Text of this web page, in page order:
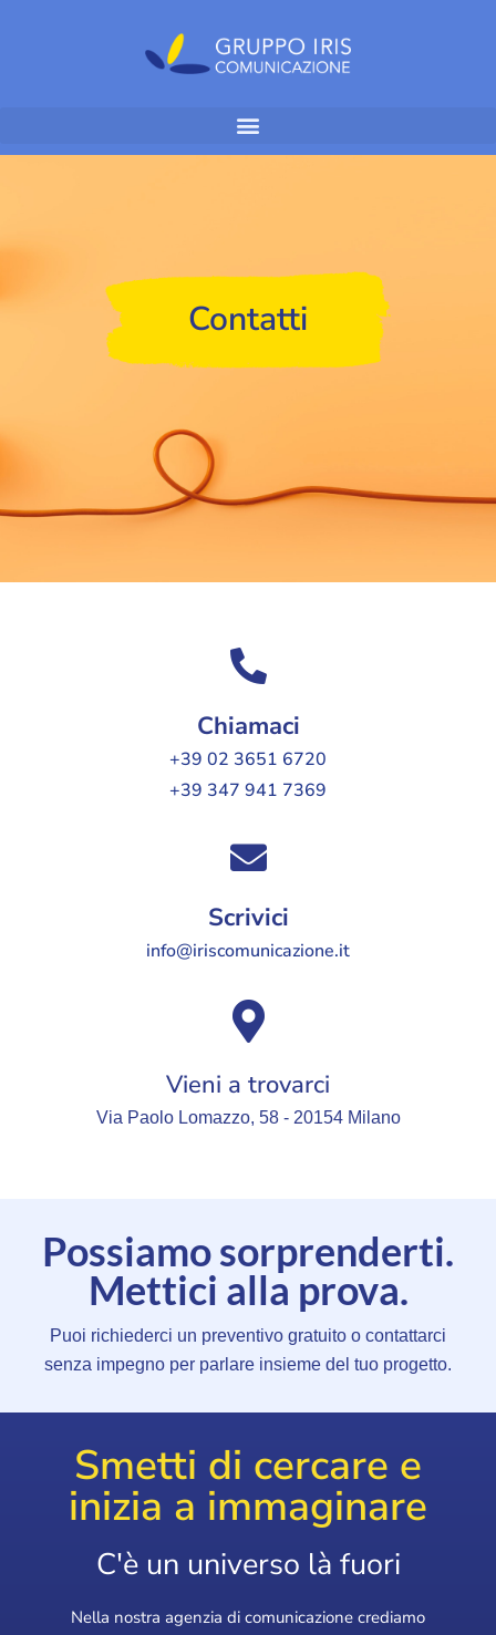
Contatti
Chiamaci
+39 02 3651 6720
+39 347 941 7369
Scrivici
info@iriscomunicazione.it
Vieni a trovarci
Via Paolo Lomazzo, 58 - 20154 Milano
Possiamo sorprenderti.
Mettici alla prova.
Puoi richiederci un preventivo gratuito o contattarci
senza impegno per parlare insieme del tuo progetto.
Smetti di cercare e
inizia a immaginare
C'è un universo là fuori
Nella nostra agenzia di comunicazione crediamo